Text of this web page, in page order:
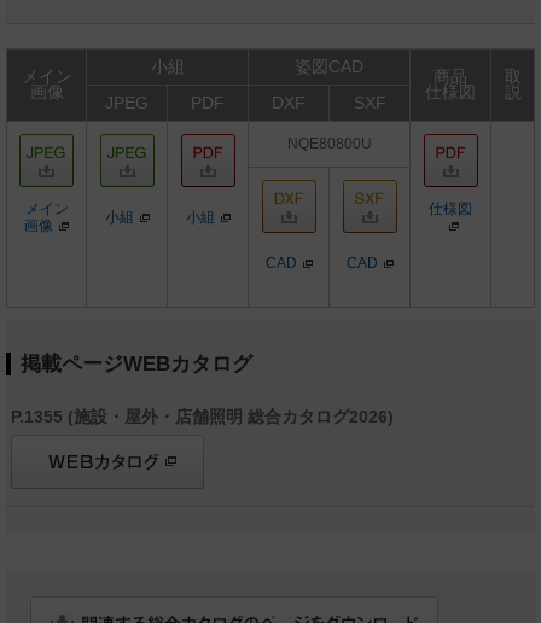
メイン
画像
小組 姿図CAD
商品
仕様図
取
説
JPEG PDF DXF SXF
メイン
画像
小組 小組
NQE80800U
仕様図
CAD CAD
掲載ページWEBカタログ
P.1355 (施設・屋外・店舗照明 総合カタログ2026)